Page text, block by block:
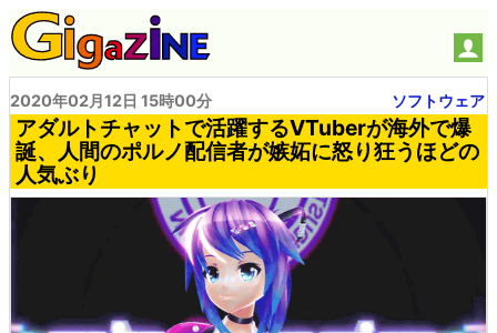
2020年02月12日 15時00分 ソフトウェア
アダルトチャットで活躍するVTuberが海外で爆
誕、人間のポルノ配信者が嫉妬に怒り狂うほどの
人気ぶり